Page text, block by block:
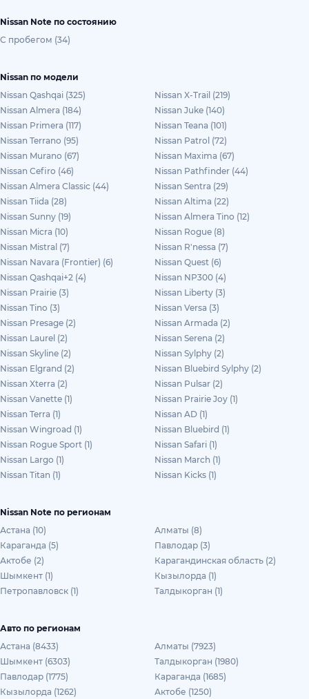
Nissan Note по состоянию
С пробегом (34)
Nissan по модели
Nissan Qashqai (325)
Nissan X-Trail (219)
Nissan Almera (184)
Nissan Juke (140)
Nissan Primera (117)
Nissan Teana (101)
Nissan Terrano (95)
Nissan Patrol (72)
Nissan Murano (67)
Nissan Maxima (67)
Nissan Cefiro (46)
Nissan Pathfinder (44)
Nissan Almera Classic (44)
Nissan Sentra (29)
Nissan Tiida (28)
Nissan Altima (22)
Nissan Sunny (19)
Nissan Almera Tino (12)
Nissan Micra (10)
Nissan Rogue (8)
Nissan Mistral (7)
Nissan R'nessa (7)
Nissan Navara (Frontier) (6)
Nissan Quest (6)
Nissan Qashqai+2 (4)
Nissan NP300 (4)
Nissan Prairie (3)
Nissan Liberty (3)
Nissan Tino (3)
Nissan Versa (3)
Nissan Presage (2)
Nissan Armada (2)
Nissan Laurel (2)
Nissan Serena (2)
Nissan Skyline (2)
Nissan Sylphy (2)
Nissan Elgrand (2)
Nissan Bluebird Sylphy (2)
Nissan Xterra (2)
Nissan Pulsar (2)
Nissan Vanette (1)
Nissan Prairie Joy (1)
Nissan Terra (1)
Nissan AD (1)
Nissan Wingroad (1)
Nissan Bluebird (1)
Nissan Rogue Sport (1)
Nissan Safari (1)
Nissan Largo (1)
Nissan March (1)
Nissan Titan (1)
Nissan Kicks (1)
Nissan Note по регионам
Астана (10)
Алматы (8)
Караганда (5)
Павлодар (3)
Актобе (2)
Карагандинская область (2)
Шымкент (1)
Кызылорда (1)
Петропавловск (1)
Талдыкорган (1)
Авто по регионам
Астана (8433)
Алматы (7923)
Шымкент (6303)
Талдыкорган (1980)
Павлодар (1775)
Караганда (1685)
Кызылорда (1262)
Актобе (1250)